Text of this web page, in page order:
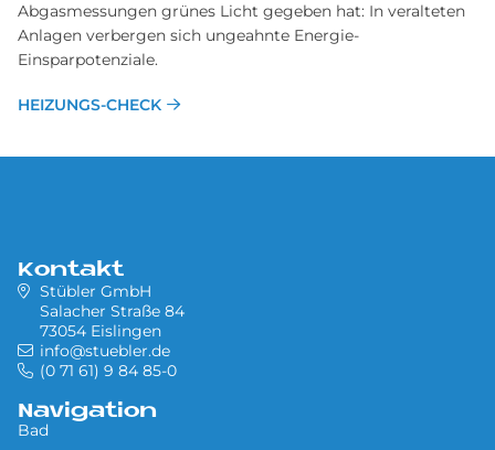
Abgasmessungen grünes Licht gegeben hat: In veralteten
Anlagen verbergen sich ungeahnte Energie-
Einsparpotenziale.
HEIZUNGS-CHECK
Kontakt
Stübler GmbH
Salacher Straße 84
73054 Eislingen
info@stuebler.de
(0 71 61) 9 84 85-0
Navigation
Bad